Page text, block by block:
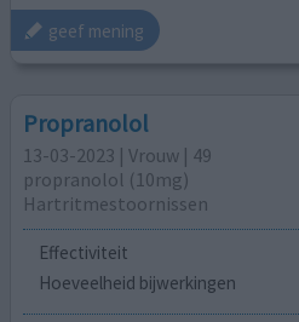
geef mening
Propranolol
13-03-2023 | Vrouw | 49
propranolol (10mg)
Hartritmestoornissen
Effectiviteit
Hoeveelheid bijwerkingen